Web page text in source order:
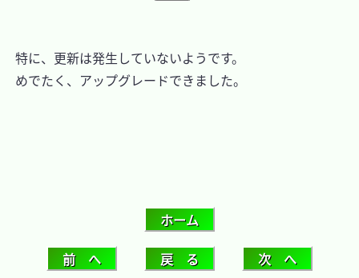
特に、更新は発生していないようです。
めでたく、アップグレードできました。